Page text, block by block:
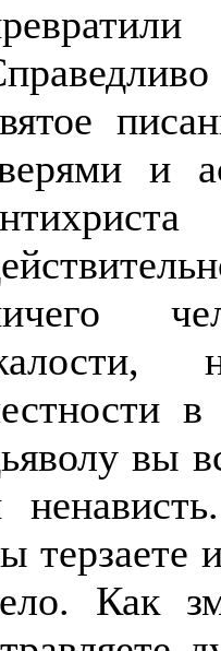
и
вы
терзаете
Как